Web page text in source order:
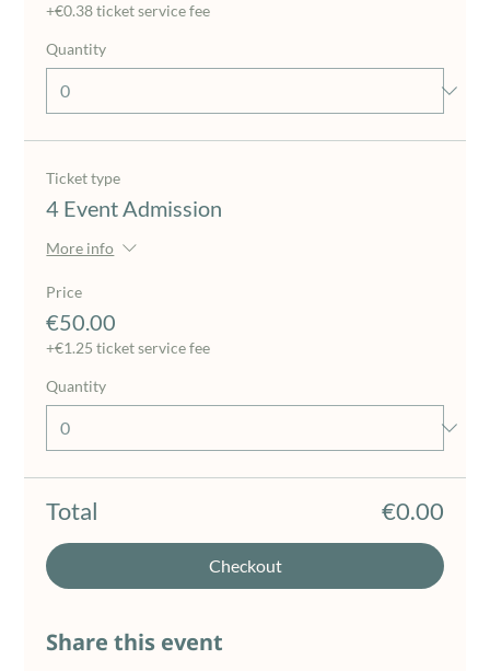
+€0.38 ticket service fee
Quantity
Ticket type
4 Event Admission
More info
Price
€50.00
+€1.25 ticket service fee
Quantity
Total €0.00
Checkout
Share this event